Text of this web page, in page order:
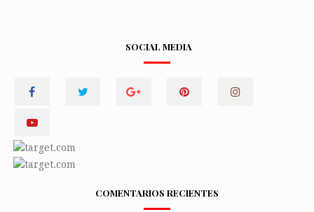
SOCIAL MEDIA
COMENTARIOS RECIENTES